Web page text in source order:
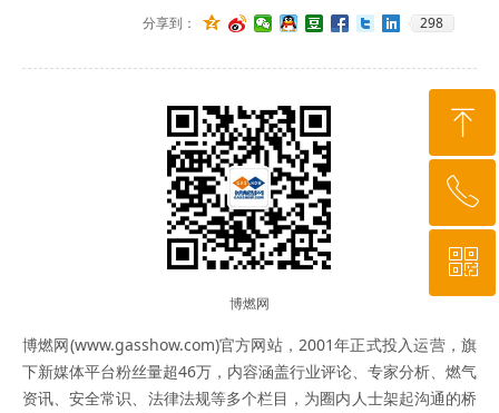
分享到： 298
博燃网
博燃网(www.gasshow.com)官方网站，2001年正式投入运营，旗
下新媒体平台粉丝量超46万，内容涵盖行业评论、专家分析、燃气
资讯、安全常识、法律法规等多个栏目，为圈内人士架起沟通的桥
ꁸ
回到顶部
ꂅ
010-64919527
ꀥ